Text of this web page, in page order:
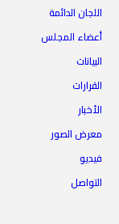
اللجان الدائمة
أعضاء المجلس
البيانات
القرارات
الأخبار
معرض الصور
فيديو
التواصل